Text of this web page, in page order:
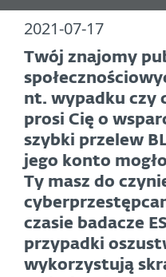
2021-07-17
Twój znajomy
nt. wypadku czy
prosi Cię o
szybki przelew
jego konto
Ty masz do
czasie badacze
przypadki
wykorzystują